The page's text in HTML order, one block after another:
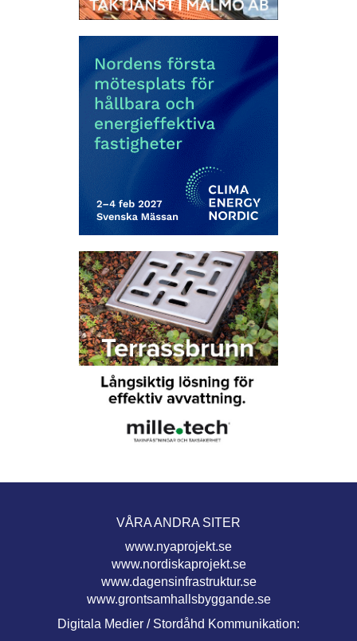
VÅRA ANDRA SITER
www.nyaprojekt.se
www.nordiskaprojekt.se
www.dagensinfrastruktur.se
www.grontsamhallsbyggande.se
Digitala Medier / Stordåhd Kommunikation: